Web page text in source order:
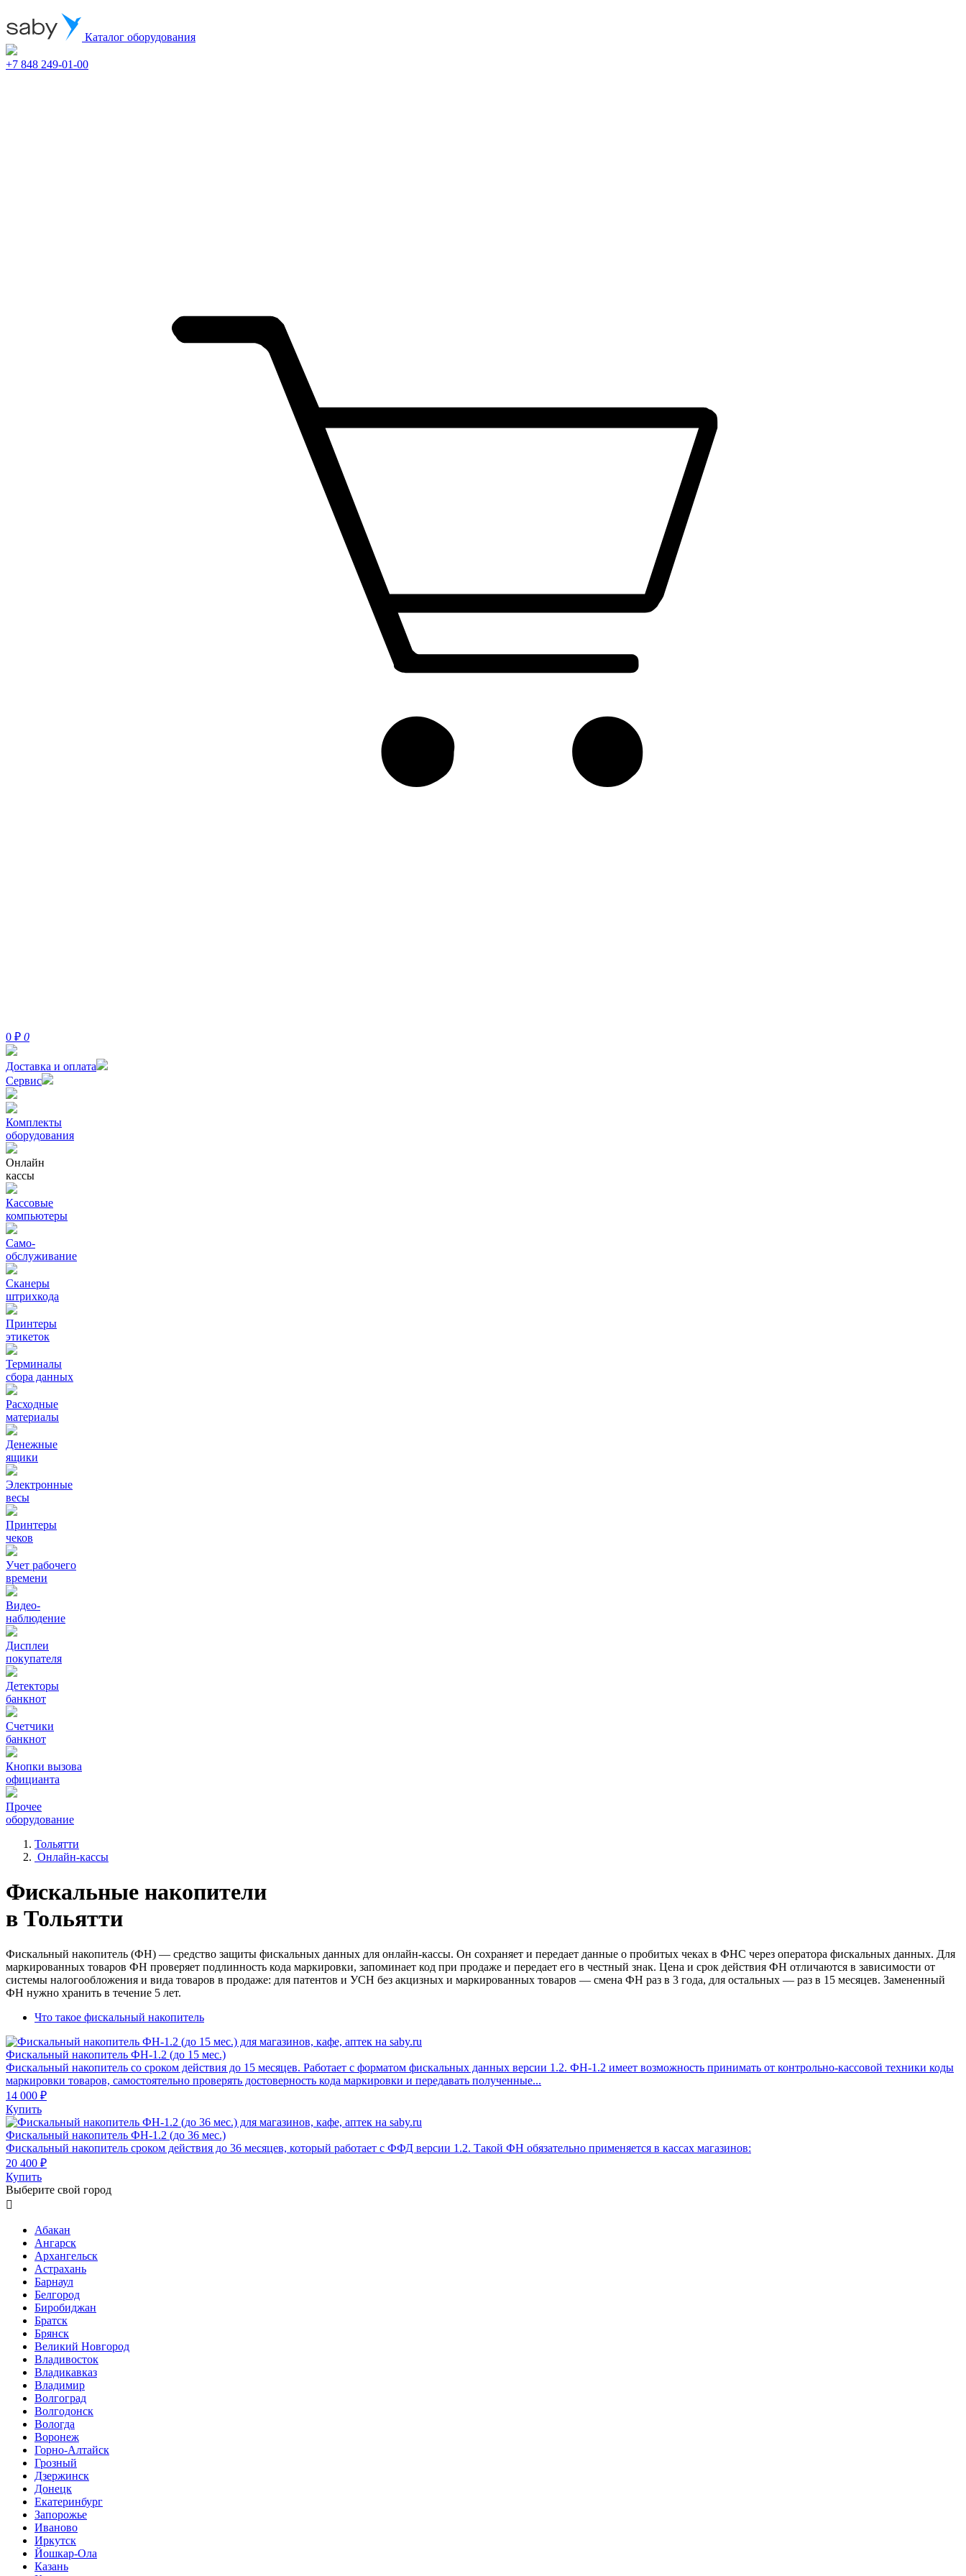
Каталог оборудования
+7 848 249-01-00
0 ₽ 0
Доставка и оплата
Сервис
Комплекты
оборудования
Онлайн
кассы
Кассовые
компьютеры
Само-
обслуживание
Сканеры
штрихкода
Принтеры
этикеток
Терминалы
сбора данных
Расходные
материалы
Денежные
ящики
Электронные
весы
Принтеры
чеков
Учет рабочего
времени
Видео‑
наблюдение
Дисплеи
покупателя
Детекторы
банкнот
Счетчики
банкнот
Кнопки вызова
официанта
Прочее
оборудование
Тольятти
Онлайн-кассы
Фискальные накопители
в Тольятти
Фискальный накопитель (ФН) — средство защиты фискальных данных для онлайн-кассы. Он сохраняет и передает данные о пробитых чеках в ФНС через оператора фискальных данных. Для
маркированных товаров ФН проверяет подлинность кода маркировки, запоминает код при продаже и передает его в честный знак. Цена и срок действия ФН отличаются в зависимости от
системы налогообложения и вида товаров в продаже: для патентов и УСН без акцизных и маркированных товаров — смена ФН раз в 3 года, для остальных — раз в 15 месяцев. Замененный
ФН нужно хранить в течение 5 лет.
Что такое фискальный накопитель
Фискальный накопитель ФН-1.2 (до 15 мес.)
Фискальный накопитель cо сроком действия до 15 месяцев. Работает с форматом фискальных данных версии 1.2. ФН-1.2 имеет возможность принимать от контрольно-кассовой техники коды
маркировки товаров, самостоятельно проверять достоверность кода маркировки и передавать полученные...
14 000 ₽
Купить
Фискальный накопитель ФН-1.2 (до 36 мес.)
Фискальный накопитель сроком действия до 36 месяцев, который работает с ФФД версии 1.2. Такой ФН обязательно применяется в кассах магазинов:
20 400 ₽
Купить
Выберите свой город

Абакан
Ангарск
Архангельск
Астрахань
Барнаул
Белгород
Биробиджан
Братск
Брянск
Великий Новгород
Владивосток
Владикавказ
Владимир
Волгоград
Волгодонск
Вологда
Воронеж
Горно-Алтайск
Грозный
Дзержинск
Донецк
Екатеринбург
Запорожье
Иваново
Иркутск
Йошкар-Ола
Казань